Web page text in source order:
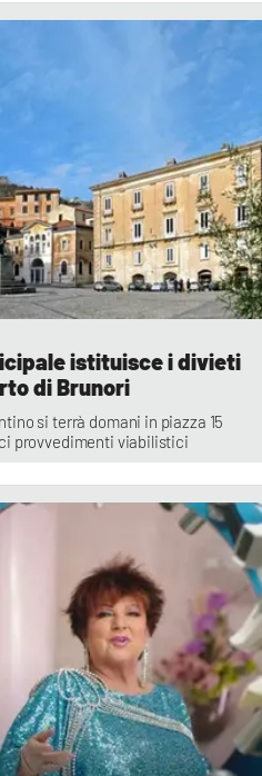
istituisce i divieti
di Brunori
si terrà domani in piazza 15
provvedimenti viabilistici